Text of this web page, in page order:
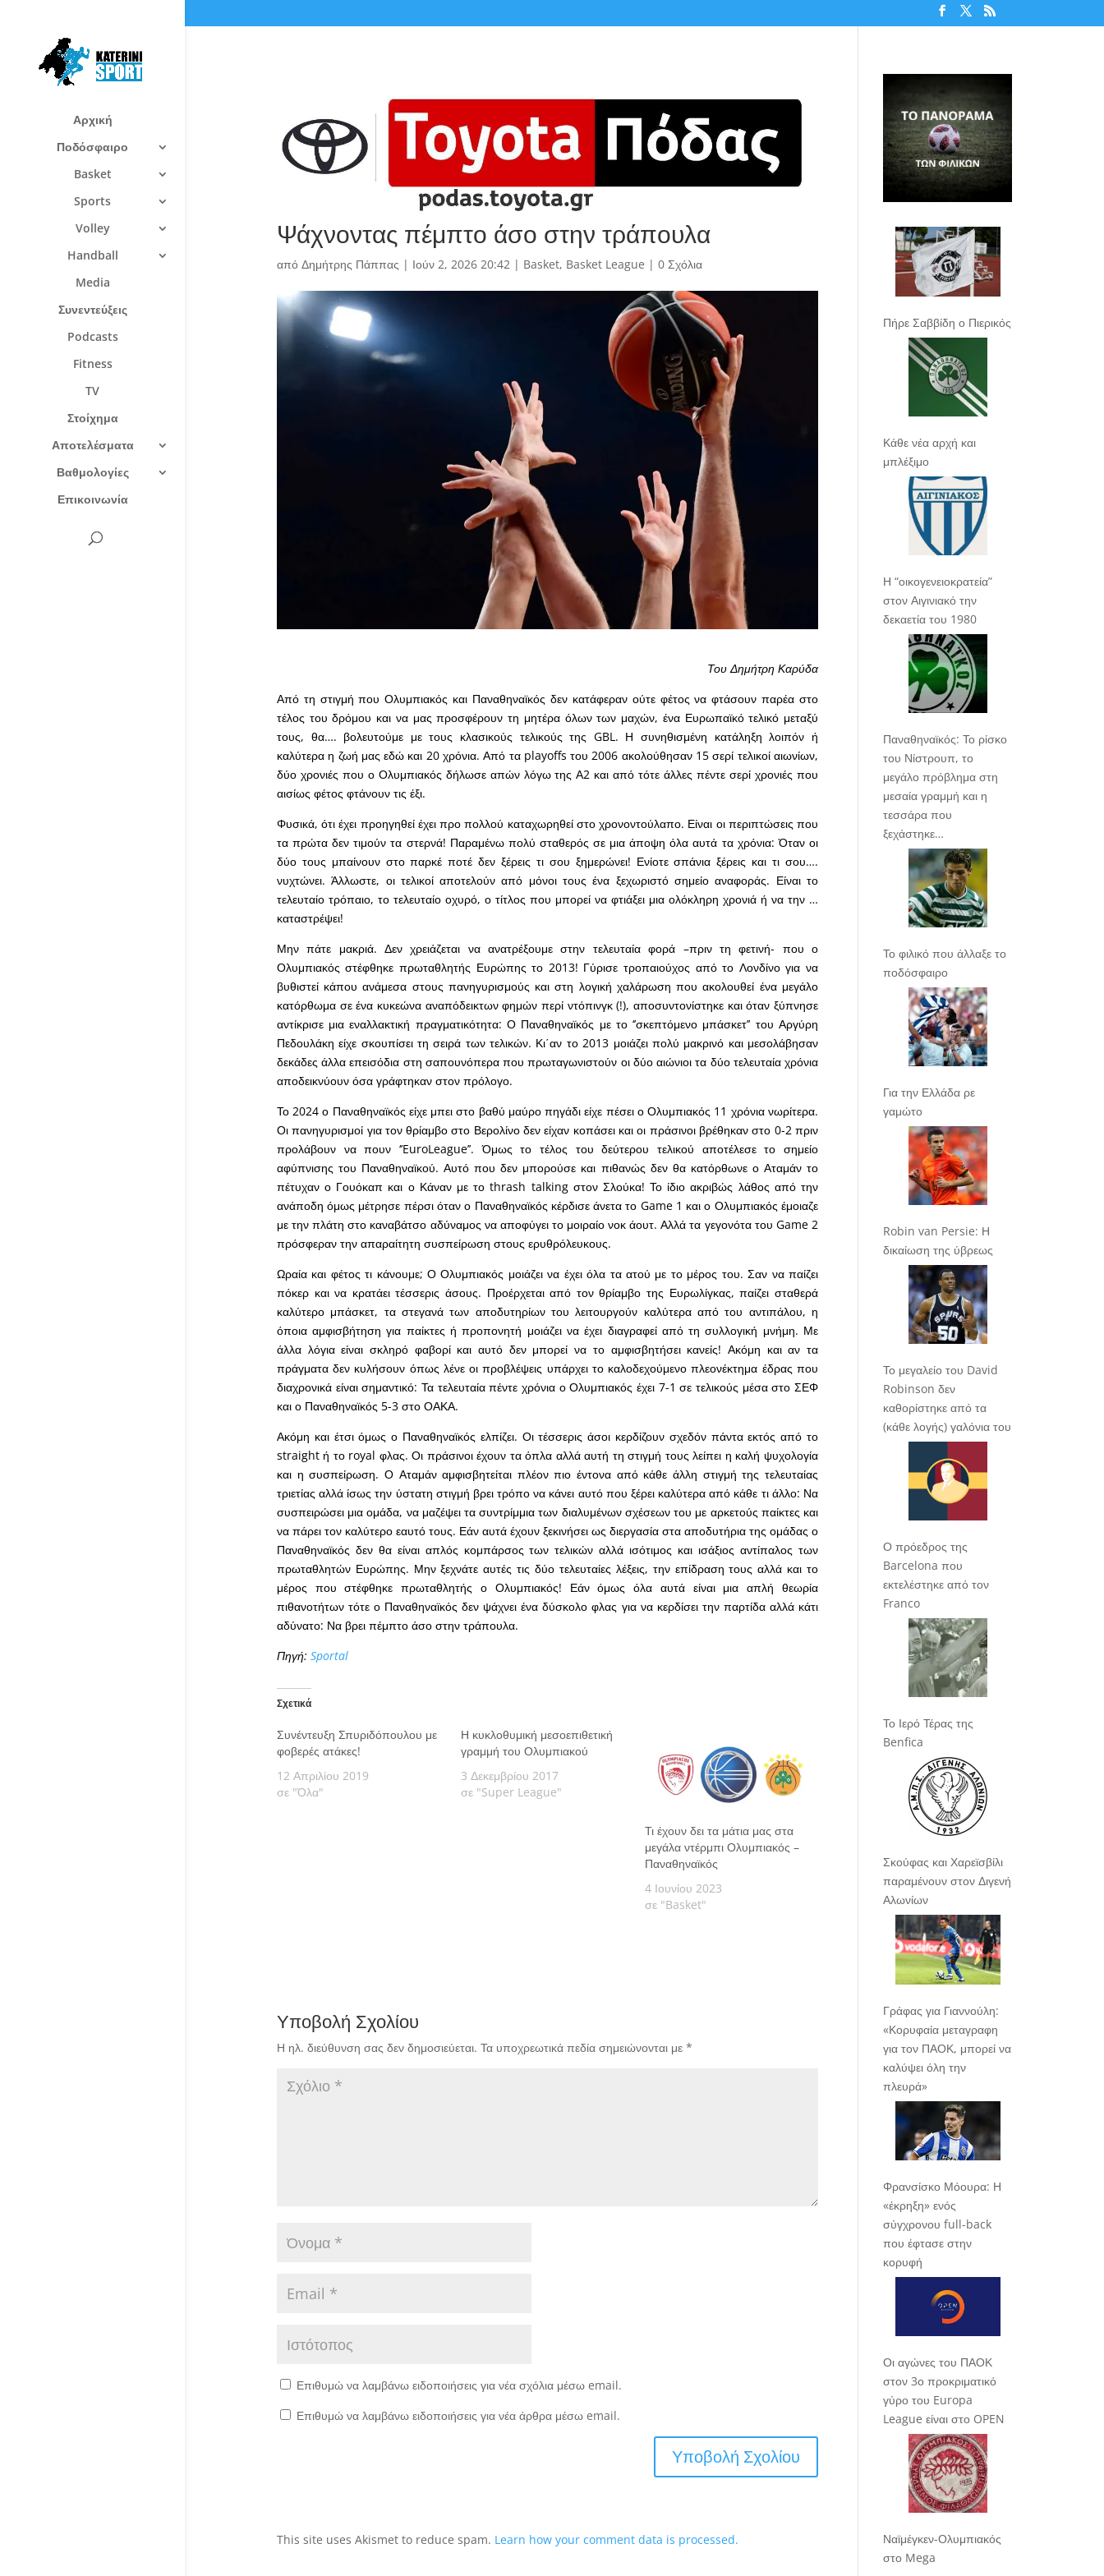
Αρχική
Ποδόσφαιρο
Basket
Sports
Volley
Handball
Media
Συνεντεύξεις
Podcasts
Fitness
TV
Στοίχημα
Αποτελέσματα
Βαθμολογίες
Επικοινωνία
Ψάχνοντας πέμπτο άσο στην τράπουλα
από Δημήτρης Πάππας | Ιούν 2, 2026 20:42| Basket, Basket League | 0 Σχόλια
Του Δημήτρη Καρύδα
Από τη στιγμή που Ολυμπιακός και Παναθηναϊκός δεν κατάφεραν ούτε φέτος να φτάσουν παρέα στο
τέλος του δρόμου και να μας προσφέρουν τη μητέρα όλων των μαχών, ένα Ευρωπαϊκό τελικό μεταξύ
τους, θα…. βολευτούμε με τους κλασικούς τελικούς της GBL. Η συνηθισμένη κατάληξη λοιπόν ή
καλύτερα η ζωή μας εδώ και 20 χρόνια. Από τα playoffs του 2006 ακολούθησαν 15 σερί τελικοί αιωνίων,
δύο χρονιές που ο Ολυμπιακός δήλωσε απών λόγω της Α2 και από τότε άλλες πέντε σερί χρονιές που
αισίως φέτος φτάνουν τις έξι.
Φυσικά, ότι έχει προηγηθεί έχει προ πολλού καταχωρηθεί στο χρονοντούλαπο. Είναι οι περιπτώσεις που
τα πρώτα δεν τιμούν τα στερνά! Παραμένω πολύ σταθερός σε μια άποψη όλα αυτά τα χρόνια: Όταν οι
δύο τους μπαίνουν στο παρκέ ποτέ δεν ξέρεις τι σου ξημερώνει! Ενίοτε σπάνια ξέρεις και τι σου….
νυχτώνει. Άλλωστε, οι τελικοί αποτελούν από μόνοι τους ένα ξεχωριστό σημείο αναφοράς. Είναι το
τελευταίο τρόπαιο, το τελευταίο οχυρό, ο τίτλος που μπορεί να φτιάξει μια ολόκληρη χρονιά ή να την …
καταστρέψει!
Μην πάτε μακριά. Δεν χρειάζεται να ανατρέξουμε στην τελευταία φορά –πριν τη φετινή- που ο
Ολυμπιακός στέφθηκε πρωταθλητής Ευρώπης το 2013! Γύρισε τροπαιούχος από το Λονδίνο για να
βυθιστεί κάπου ανάμεσα στους πανηγυρισμούς και στη λογική χαλάρωση που ακολουθεί ένα μεγάλο
κατόρθωμα σε ένα κυκεώνα αναπόδεικτων φημών περί ντόπινγκ (!), αποσυντονίστηκε και όταν ξύπνησε
αντίκρισε μια εναλλακτική πραγματικότητα: Ο Παναθηναϊκός με το ‘’σκεπτόμενο μπάσκετ’’ του Αργύρη
Πεδουλάκη είχε σκουπίσει τη σειρά των τελικών. Κι΄αν το 2013 μοιάζει πολύ μακρινό και μεσολάβησαν
δεκάδες άλλα επεισόδια στη σαπουνόπερα που πρωταγωνιστούν οι δύο αιώνιοι τα δύο τελευταία χρόνια
αποδεικνύουν όσα γράφτηκαν στον πρόλογο.
Το 2024 ο Παναθηναϊκός είχε μπει στο βαθύ μαύρο πηγάδι είχε πέσει ο Ολυμπιακός 11 χρόνια νωρίτερα.
Οι πανηγυρισμοί για τον θρίαμβο στο Βερολίνο δεν είχαν κοπάσει και οι πράσινοι βρέθηκαν στο 0-2 πριν
προλάβουν να πουν ‘’EuroLeague’’. Όμως το τέλος του δεύτερου τελικού αποτέλεσε το σημείο
αφύπνισης του Παναθηναϊκού. Αυτό που δεν μπορούσε και πιθανώς δεν θα κατόρθωνε ο Αταμάν το
πέτυχαν ο Γουόκαπ και ο Κάναν με το thrash talking στον Σλούκα! Το ίδιο ακριβώς λάθος από την
ανάποδη όμως μέτρησε πέρσι όταν ο Παναθηναϊκός κέρδισε άνετα το Game 1 και ο Ολυμπιακός έμοιαζε
με την πλάτη στο καναβάτσο αδύναμος να αποφύγει το μοιραίο νοκ άουτ. Αλλά τα γεγονότα του Game 2
πρόσφεραν την απαραίτητη συσπείρωση στους ερυθρόλευκους.
Ωραία και φέτος τι κάνουμε; Ο Ολυμπιακός μοιάζει να έχει όλα τα ατού με το μέρος του. Σαν να παίζει
πόκερ και να κρατάει τέσσερις άσους. Προέρχεται από τον θρίαμβο της Ευρωλίγκας, παίζει σταθερά
καλύτερο μπάσκετ, τα στεγανά των αποδυτηρίων του λειτουργούν καλύτερα από του αντιπάλου, η
όποια αμφισβήτηση για παίκτες ή προπονητή μοιάζει να έχει διαγραφεί από τη συλλογική μνήμη. Με
άλλα λόγια είναι σκληρό φαβορί και αυτό δεν μπορεί να το αμφισβητήσει κανείς! Ακόμη και αν τα
πράγματα δεν κυλήσουν όπως λένε οι προβλέψεις υπάρχει το καλοδεχούμενο πλεονέκτημα έδρας που
διαχρονικά είναι σημαντικό: Τα τελευταία πέντε χρόνια ο Ολυμπιακός έχει 7-1 σε τελικούς μέσα στο ΣΕΦ
και ο Παναθηναϊκός 5-3 στο ΟΑΚΑ.
Ακόμη και έτσι όμως ο Παναθηναϊκός ελπίζει. Οι τέσσερις άσοι κερδίζουν σχεδόν πάντα εκτός από το
straight ή το royal φλας. Οι πράσινοι έχουν τα όπλα αλλά αυτή τη στιγμή τους λείπει η καλή ψυχολογία
και η συσπείρωση. Ο Αταμάν αμφισβητείται πλέον πιο έντονα από κάθε άλλη στιγμή της τελευταίας
τριετίας αλλά ίσως την ύστατη στιγμή βρει τρόπο να κάνει αυτό που ξέρει καλύτερα από κάθε τι άλλο: Να
συσπειρώσει μια ομάδα, να μαζέψει τα συντρίμμια των διαλυμένων σχέσεων του με αρκετούς παίκτες και
να πάρει τον καλύτερο εαυτό τους. Εάν αυτά έχουν ξεκινήσει ως διεργασία στα αποδυτήρια της ομάδας ο
Παναθηναϊκός δεν θα είναι απλός κομπάρσος των τελικών αλλά ισότιμος και ισάξιος αντίπαλος των
πρωταθλητών Ευρώπης. Μην ξεχνάτε αυτές τις δύο τελευταίες λέξεις, την επίδραση τους αλλά και το
μέρος που στέφθηκε πρωταθλητής ο Ολυμπιακός! Εάν όμως όλα αυτά είναι μια απλή θεωρία
πιθανοτήτων τότε ο Παναθηναϊκός δεν ψάχνει ένα δύσκολο φλας για να κερδίσει την παρτίδα αλλά κάτι
αδύνατο: Να βρει πέμπτο άσο στην τράπουλα.
Πηγή: Sportal
Σχετικά
Συνέντευξη Σπυριδόπουλου με
φοβερές ατάκες!
12 Απριλίου 2019
σε "Όλα"
Η κυκλοθυμική μεσοεπιθετική
γραμμή του Ολυμπιακού
3 Δεκεμβρίου 2017
σε "Super League"
Τι έχουν δει τα μάτια μας στα
μεγάλα ντέρμπι Ολυμπιακός –
Παναθηναϊκός
4 Ιουνίου 2023
σε "Basket"
Υποβολή Σχολίου
Η ηλ. διεύθυνση σας δεν δημοσιεύεται. Τα υποχρεωτικά πεδία σημειώνονται με *
Επιθυμώ να λαμβάνω ειδοποιήσεις για νέα σχόλια μέσω email.
Επιθυμώ να λαμβάνω ειδοποιήσεις για νέα άρθρα μέσω email.
This site uses Akismet to reduce spam. Learn how your comment data is processed.
Πήρε Σαββίδη ο Πιερικός
Κάθε νέα αρχή και
μπλέξιμο
Η “οικογενειοκρατεία”
στον Αιγινιακό την
δεκαετία του 1980
Παναθηναϊκός: Το ρίσκο
του Νίστρουπ, το
μεγάλο πρόβλημα στη
μεσαία γραμμή και η
τεσσάρα που
ξεχάστηκε…
Το φιλικό που άλλαξε το
ποδόσφαιρο
Για την Ελλάδα ρε
γαμώτο
Robin van Persie: Η
δικαίωση της ύβρεως
Το μεγαλείο του David
Robinson δεν
καθορίστηκε από τα
(κάθε λογής) γαλόνια του
Ο πρόεδρος της
Barcelona που
εκτελέστηκε από τον
Franco
Το Ιερό Τέρας της
Benfica
Σκούφας και Χαρεϊσβίλι
παραμένουν στον Διγενή
Αλωνίων
Γράφας για Γιαννούλη:
«Κορυφαία μεταγραφη
για τον ΠΑΟΚ, μπορεί να
καλύψει όλη την
πλευρά»
Φρανσίσκο Μόουρα: Η
«έκρηξη» ενός
σύγχρονου full-back
που έφτασε στην
κορυφή
Οι αγώνες του ΠΑΟΚ
στον 3ο προκριματικό
γύρο του Europa
League είναι στο OPEN
Ναϊμέγκεν-Ολυμπιακός
στο Mega